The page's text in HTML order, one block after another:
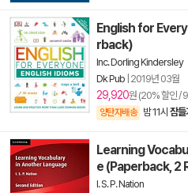
English for
rback)
Inc. Dorling Kindersley
Dk Pub 2019년 03월
29,920원 (20% 할인 /
양탄자배송 밤 11시 잠들
Learning
e (Paperback, 2
I. S. P. Nation